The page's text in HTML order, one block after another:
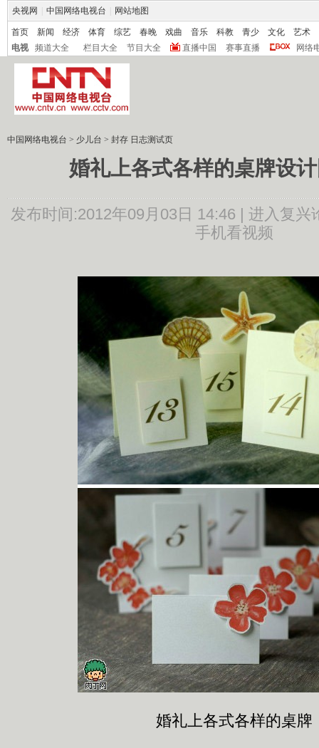
央视网 中国网络电视台 网站地图
首页 新闻 经济 体育 综艺 春晚 戏曲 音乐 科教 青少 文化
艺术
电视
频道大全 栏目大全 节目大全 直播中国 赛事直播 网络
中国网络电视台 > 少儿台 > 封存 日志测试页
婚礼上各式各样的桌牌设
发布时间:2012年09月03日 14:46 | 进入复兴
手机看视频
婚礼上各式各样的桌牌